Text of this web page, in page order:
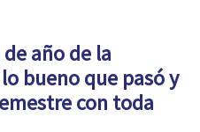
año de la
bueno que pasó y
con toda